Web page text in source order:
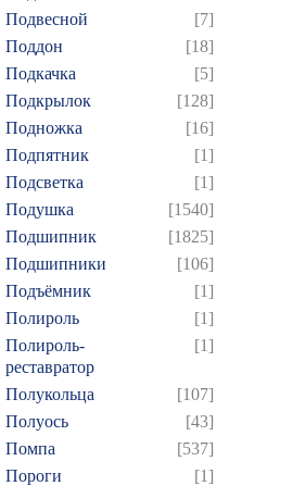
Подвесной
[7]
Поддон
[18]
Подкачка
[5]
Подкрылок
[128]
Подножка
[16]
Подпятник
[1]
Подсветка
[1]
Подушка
[1540]
Подшипник
[1825]
Подшипники
[106]
Подъёмник
[1]
Полироль
[1]
Полироль-
реставратор
[1]
Полукольца
[107]
Полуось
[43]
Помпа
[537]
Пороги
[1]